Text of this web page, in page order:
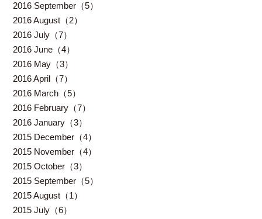
2016 September（5）
2016 August（2）
2016 July（7）
2016 June（4）
2016 May（3）
2016 April（7）
2016 March（5）
2016 February（7）
2016 January（3）
2015 December（4）
2015 November（4）
2015 October（3）
2015 September（5）
2015 August（1）
2015 July（6）